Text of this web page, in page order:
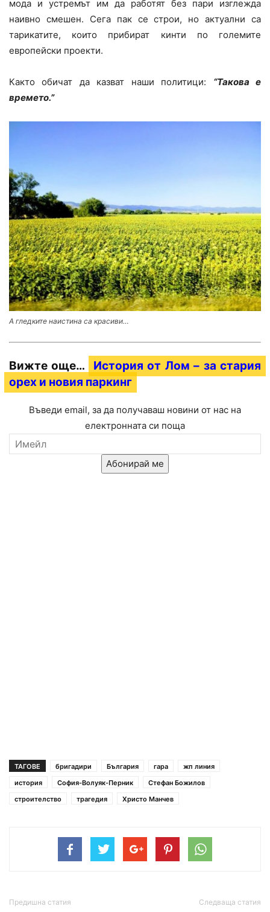
мода и устремът им да работят без пари изглежда
наивно смешен. Сега пак се строи, но актуални са
тарикатите, които прибират кинти по големите
европейски проекти.
Както обичат да казват наши политици: “Такова е
времето.”
А гледките наистина са красиви…
Вижте още…
История от Лом – за стария
орех и новия паркинг
Въведи email, за да получаваш новини от нас на
електронната си поща
Абонирай ме
ТАГОВЕ бригадири България гара
жп линия
история
София-Волуяк-Перник
Стефан Божилов
строителство
трагедия Христо Манчев
Предишна статия Следваща статия